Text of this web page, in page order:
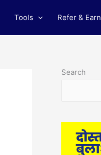
Tools Refer & Earn
Search